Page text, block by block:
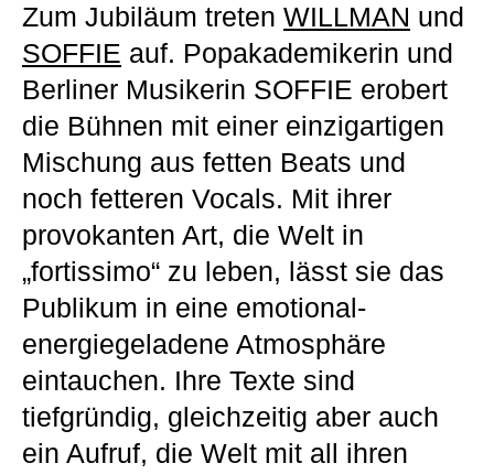
Zum Jubiläum treten WILLMAN und
SOFFIE auf. Popakademikerin und
Berliner Musikerin SOFFIE erobert
die Bühnen mit einer einzigartigen
Mischung aus fetten Beats und
noch fetteren Vocals. Mit ihrer
provokanten Art, die Welt in
„fortissimo“ zu leben, lässt sie das
Publikum in eine emotional-
energiegeladene Atmosphäre
eintauchen. Ihre Texte sind
tiefgründig, gleichzeitig aber auch
ein Aufruf, die Welt mit all ihren